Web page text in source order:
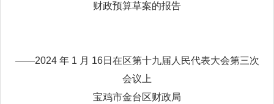
财政预算草案的报告
——2024 年 1 月 16日在区第十九届人民代表大会第三次
会议上
宝鸡市金台区财政局